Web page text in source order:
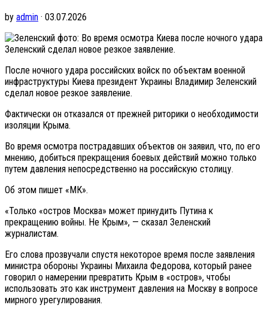
by admin · 03.07.2026
фото: Во время осмотра Киева после ночного удара
Зеленский сделал новое резкое заявление.
После ночного удара российских войск по объектам военной
инфраструктуры Киева президент Украины Владимир Зеленский
сделал новое резкое заявление.
Фактически он отказался от прежней риторики о необходимости
изоляции Крыма.
Во время осмотра пострадавших объектов он заявил, что, по его
мнению, добиться прекращения боевых действий можно только
путем давления непосредственно на российскую столицу.
Об этом пишет «МК».
«Только «остров Москва» может принудить Путина к
прекращению войны. Не Крым», — сказал Зеленский
журналистам.
Его слова прозвучали спустя некоторое время после заявления
министра обороны Украины Михаила Федорова, который ранее
говорил о намерении превратить Крым в «остров», чтобы
использовать это как инструмент давления на Москву в вопросе
мирного урегулирования.